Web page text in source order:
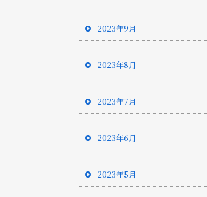
2023年9月
2023年8月
2023年7月
2023年6月
2023年5月